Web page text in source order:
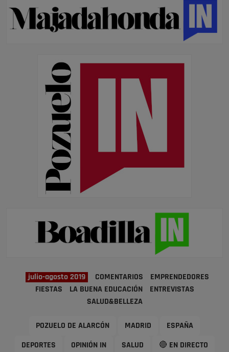
julio-agosto 2019 COMENTARIOS
EMPRENDEDORES
FIESTAS
LA BUENA EDUCACIÓN
ENTREVISTAS
SALUD&BELLEZA
POZUELO DE ALARCÓN MADRID ESPAÑA
DEPORTES OPINIÓN IN SALUD 🔴 EN DIRECTO